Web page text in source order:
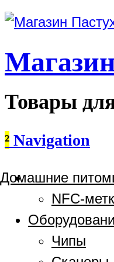
Товары
² Navigation
Домашние
NFC-
Чипы